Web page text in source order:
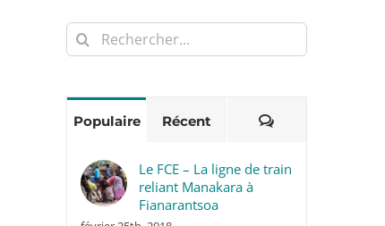
Rechercher:
Populaire Récent Commentaires
Le FCE – La ligne de train
reliant Manakara à
Fianarantsoa